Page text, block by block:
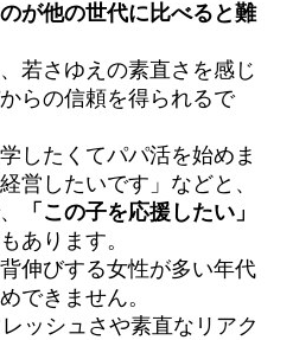
が他の世代に比べると難
若さゆえの素直さを感じ
らの信頼を得られるで
したくてパパ活を始めま
営したいです」などと、
「この子を応援したい」
あります。
伸びする女性が多い年代
できません。
ッシュさや素直なリアク